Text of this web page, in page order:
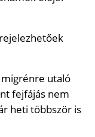
utaló
fejfájás nem
heti többször is